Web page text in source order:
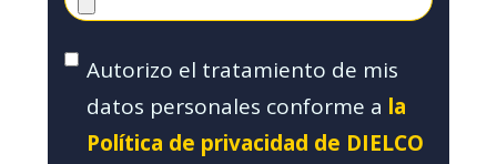
Autorizo el tratamiento de mis
datos personales conforme a la
Política de privacidad de DIELCO